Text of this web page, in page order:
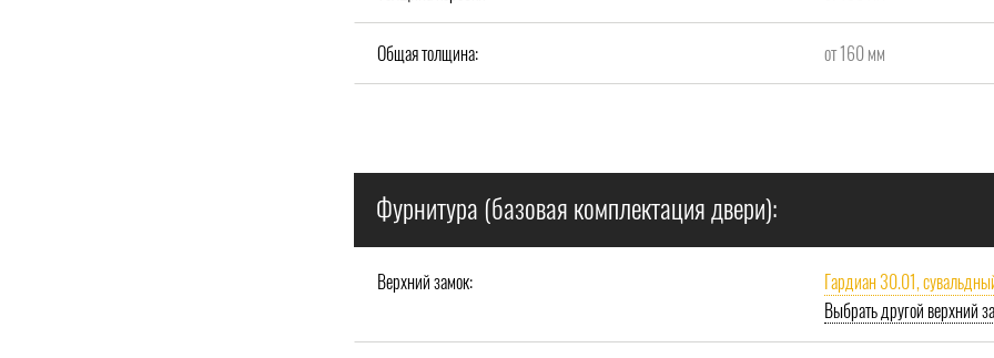
Общая толщина: от 160 мм
Фурнитура (базовая комплектация двери):
Верхний замок:
Гардиан 30.01,
Выбрать другой верхний